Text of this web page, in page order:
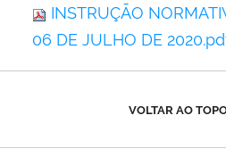
INSTRUÇÃO
06 DE JULHO DE
VOLTAR AO